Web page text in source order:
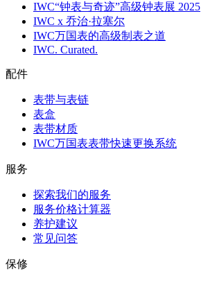
IWC“钟表与奇迹”高级钟表展 2025
IWC x 乔治·拉塞尔
IWC万国表的高级制表之道
IWC. Curated.
配件
表带与表链
表盒
表带材质
IWC万国表表带快速更换系统
服务
探索我们的服务
服务价格计算器
养护建议
常见问答
保修